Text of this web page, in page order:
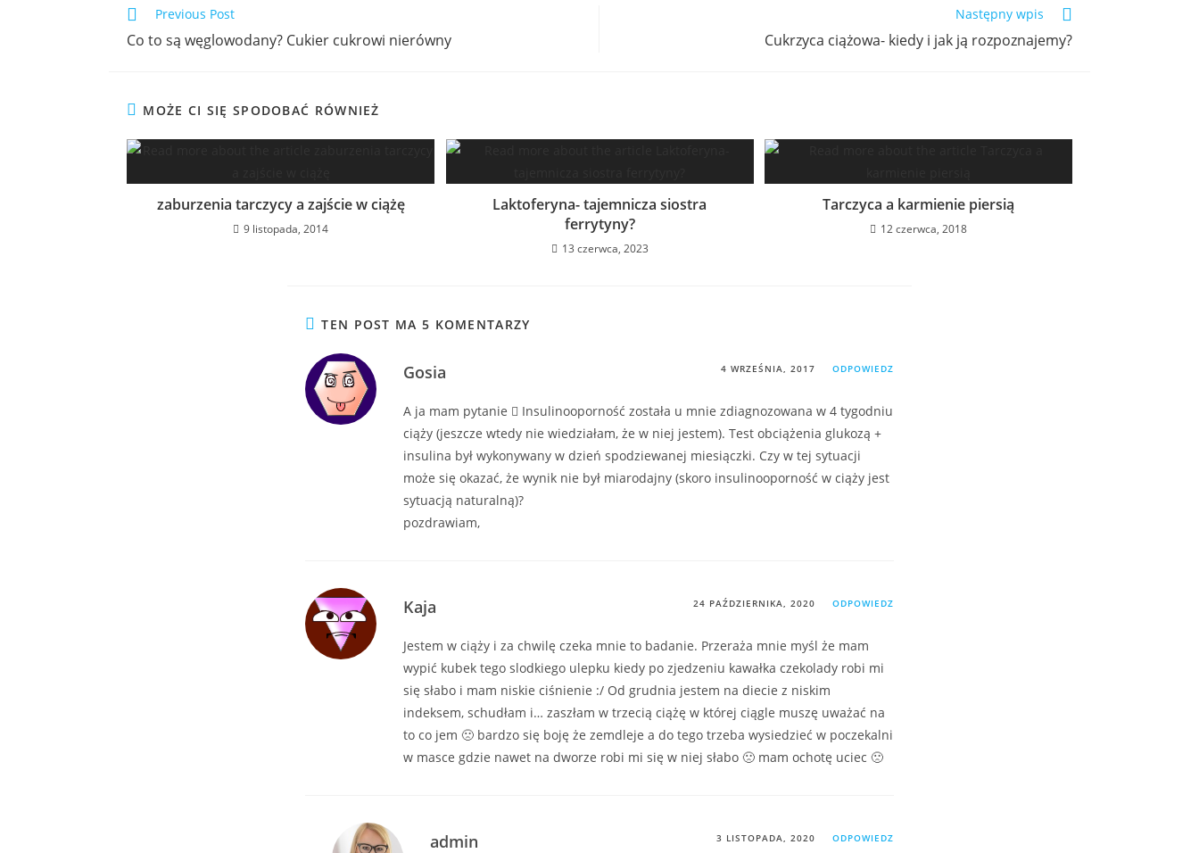
Previous Post
Co to są węglowodany? Cukier cukrowi nierówny
Następny wpis
Cukrzyca ciążowa- kiedy i jak ją rozpoznajemy?
MOŻE CI SIĘ SPODOBAĆ RÓWNIEŻ
zaburzenia tarczycy a zajście w ciążę
9 listopada, 2014
Laktoferyna- tajemnicza siostra
ferrytyny?
13 czerwca, 2023
Tarczyca a karmienie piersią
12 czerwca, 2018
TEN POST MA 5 KOMENTARZY
Gosia 4 WRZEŚNIA, 2017 ODPOWIEDZ
A ja mam pytanie  Insulinooporność została u mnie zdiagnozowana w 4 tygodniu
ciąży (jeszcze wtedy nie wiedziałam, że w niej jestem). Test obciążenia glukozą +
insulina był wykonywany w dzień spodziewanej miesiączki. Czy w tej sytuacji
może się okazać, że wynik nie był miarodajny (skoro insulinooporność w ciąży jest
sytuacją naturalną)?
pozdrawiam,
Kaja 24 PAŹDZIERNIKA, 2020 ODPOWIEDZ
Jestem w ciąży i za chwilę czeka mnie to badanie. Przeraża mnie myśl że mam
wypić kubek tego slodkiego ulepku kiedy po zjedzeniu kawałka czekolady robi mi
się słabo i mam niskie ciśnienie :/ Od grudnia jestem na diecie z niskim
indeksem, schudłam i… zaszłam w trzecią ciążę w której ciągle muszę uważać na
to co jem 🙁 bardzo się boję że zemdleje a do tego trzeba wysiedzieć w poczekalni
w masce gdzie nawet na dworze robi mi się w niej słabo 🙁 mam ochotę uciec 🙁
admin 3 LISTOPADA, 2020 ODPOWIEDZ